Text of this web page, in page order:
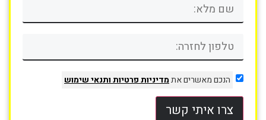
הנכם מאשרים אתמדיניות פרטיותותנאי שימוש
צרו איתי קשר